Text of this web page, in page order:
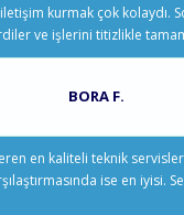
kurmak çok kolaydı.
ve işlerini titizlikle
BORA F.
en kaliteli teknik
ise en iyisi.